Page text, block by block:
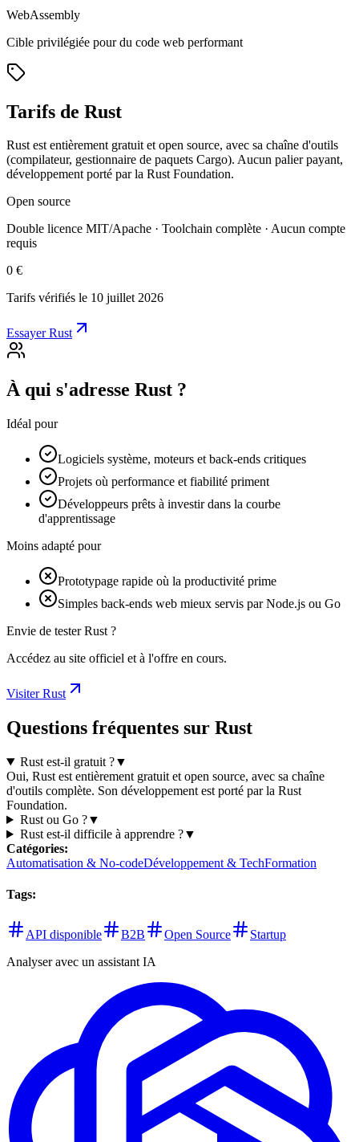
WebAssembly
Cible privilégiée pour du code web performant
Tarifs de Rust
Rust est entièrement gratuit et open source, avec sa chaîne d'outils
(compilateur, gestionnaire de paquets Cargo). Aucun palier payant,
développement porté par la Rust Foundation.
Open source
Double licence MIT/Apache · Toolchain complète · Aucun compte
requis
0 €
Tarifs vérifiés le 10 juillet 2026
Essayer Rust
À qui s'adresse Rust ?
Idéal pour
Logiciels système, moteurs et back-ends critiques
Projets où performance et fiabilité priment
Développeurs prêts à investir dans la courbe
d'apprentissage
Moins adapté pour
Prototypage rapide où la productivité prime
Simples back-ends web mieux servis par Node.js ou Go
Envie de tester Rust ?
Accédez au site officiel et à l'offre en cours.
Visiter Rust
Questions fréquentes sur Rust
Rust est-il gratuit ?▼
Oui, Rust est entièrement gratuit et open source, avec sa chaîne
d'outils complète. Son développement est porté par la Rust
Foundation.
Rust ou Go ?▼
Rust est-il difficile à apprendre ?▼
Catégories:
Automatisation & No-codeDéveloppement & TechFormation
Tags:
API disponible B2B Open Source
Startup
Analyser avec un assistant IA